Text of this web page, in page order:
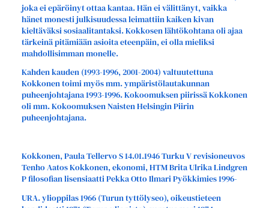
joka ei epäröinyt ottaa kantaa. Hän ei välittänyt, vaikka
hänet monesti julkisuudessa leimattiin kaiken kivan
kieltäväksi sosiaalitantaksi. Kokkosen lähtökohtana oli ajaa
tärkeinä pitämiään asioita eteenpäin, ei olla mieliksi
mahdollisimman monelle.
Kahden kauden (1993-1996, 2001-2004) valtuutettuna
Kokkonen toimi myös mm. ympäristölautakunnan
puheenjohtajana 1993-1996. Kokoomuksen piirissä Kokkonen
oli mm. Kokoomuksen Naisten Helsingin Piirin
puheenjohtajana.
Kokkonen, Paula Tellervo S 14.01.1946 Turku V revisioneuvos
Tenho Aatos Kokkonen, ekonomi, HTM Brita Ulrika Lindgren
P filosofian lisensiaatti Pekka Otto Ilmari Pyökkimies 1996-
URA. ylioppilas 1966 (Turun tyttölyseo), oikeustieteen